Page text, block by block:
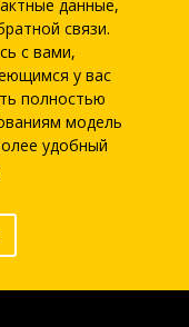
данные,
связи.
с вами,
у вас
полностью
модель
удобный